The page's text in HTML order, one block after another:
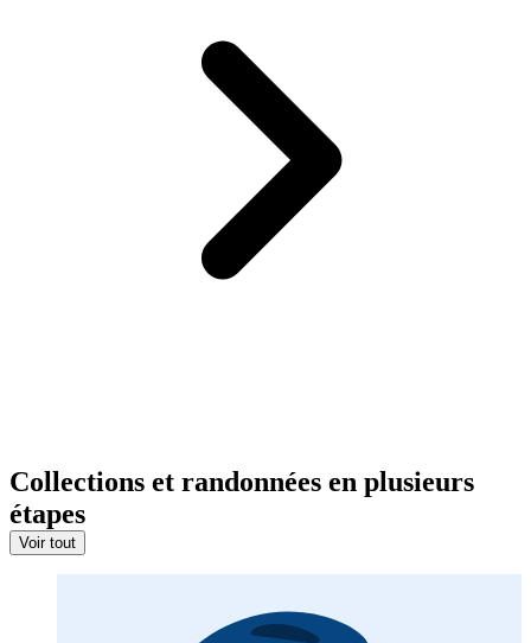
Collections et randonnées en plusieurs
étapes
Voir tout